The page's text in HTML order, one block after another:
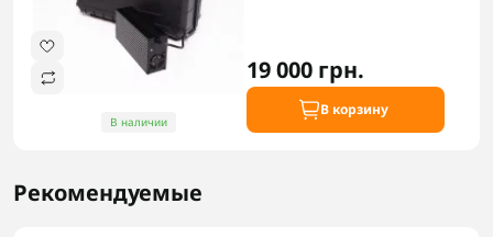
В наличии
19 000 грн.
В корзину
Рекомендуемые